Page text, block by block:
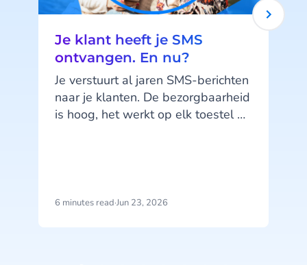
Je klant heeft je SMS
ontvangen. En nu?
Je verstuurt al jaren SMS-berichten
naar je klanten. De bezorgbaarheid
is hoog, het werkt op elk toestel en
6 minutes read·Jun 23, 2026